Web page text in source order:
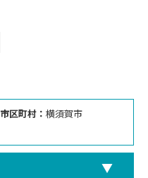
市区町村： 横須賀市
▼